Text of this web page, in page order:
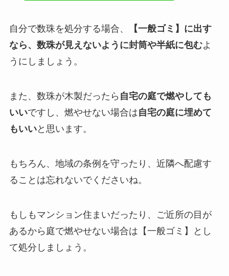
自分で数珠を処分する場合、
【一般ゴミ】に出す
なら、数珠が見えないように封筒や半紙に包むよ
うにしましょう。
また、数珠が木製だったら 自宅の庭で燃やしても
いいですし、燃やせない場合は自宅の庭に埋めて
もいいと思います。
もちろん、地域の条例を守ったり、近隣へ配慮す
ることは忘れないでくださいね。
もしもマンション住まいだったり、ご近所の目が
あるから庭で燃やせない場合は【一般ゴミ】とし
て処分しましょう。